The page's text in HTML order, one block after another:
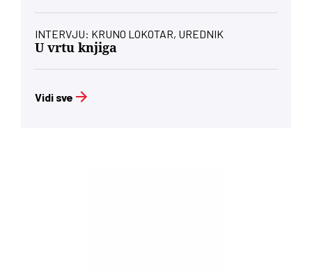
INTERVJU: KRUNO LOKOTAR, UREDNIK
U vrtu knjiga
Vidi sve